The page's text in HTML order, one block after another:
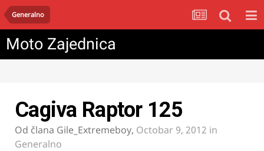
Generalno
Moto Zajednica
Cagiva Raptor 125
Od člana Gile_Extremeboy, Octobar 9, 2012 in
Generalno